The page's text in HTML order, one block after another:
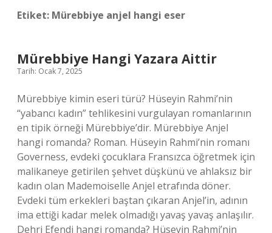
Etiket: Mürebbiye anjel hangi eser
Mürebbiye Hangi Yazara Aittir
Tarih: Ocak 7, 2025
Mürebbiye kimin eseri türü? Hüseyin Rahmi’nin
“yabancı kadın” tehlikesini vurgulayan romanlarının
en tipik örneği Mürebbiye’dir. Mürebbiye Anjel
hangi romanda? Roman. Hüseyin Rahmi’nin romanı
Governess, evdeki çocuklara Fransızca öğretmek için
malikaneye getirilen şehvet düşkünü ve ahlaksız bir
kadın olan Mademoiselle Anjel etrafında döner.
Evdeki tüm erkekleri baştan çıkaran Anjel’in, adının
ima ettiği kadar melek olmadığı yavaş yavaş anlaşılır.
Dehri Efendi hangi romanda? Hüseyin Rahmi’nin